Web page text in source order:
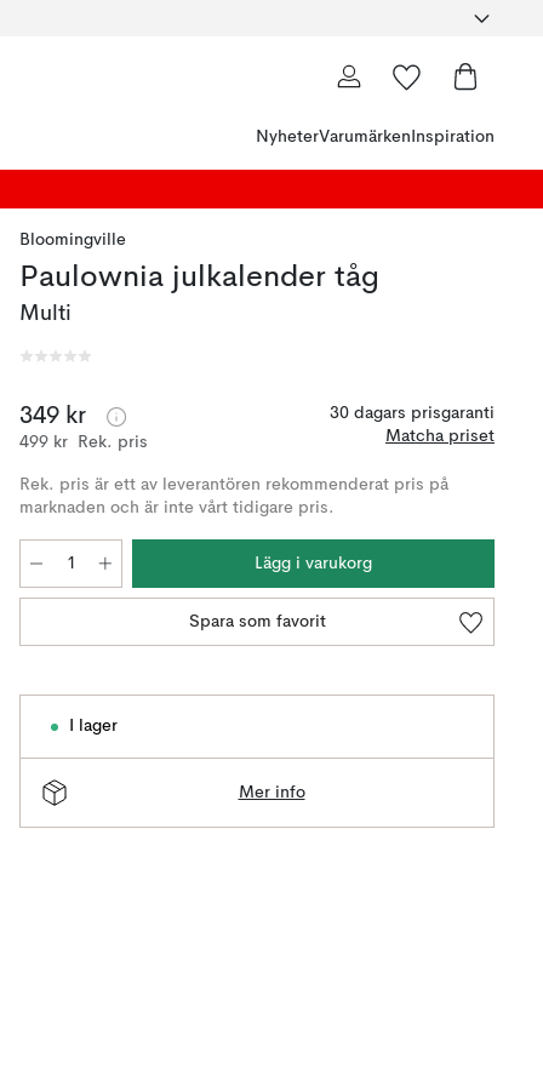
NyheterVarumärken Inspiration
Bloomingville
Paulownia julkalender tåg
Multi
349 kr
499 kr Rek. pris
30 dagars prisgaranti
Matcha priset
Rek. pris är ett av leverantören rekommenderat pris på
marknaden och är inte vårt tidigare pris.
Lägg i varukorg
Spara som favorit
I lager
Mer info